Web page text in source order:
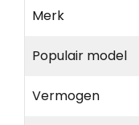
Merk
Populair model
Vermogen